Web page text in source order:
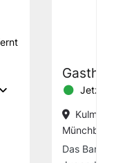
Jetzt
Münchberg
Das